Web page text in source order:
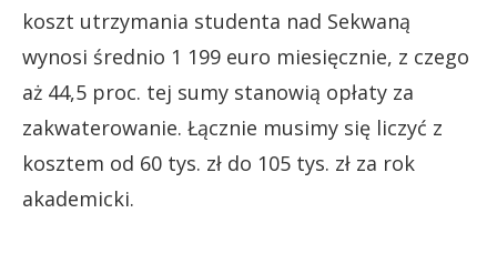
koszt utrzymania studenta nad Sekwaną
wynosi średnio 1 199 euro miesięcznie, z czego
aż 44,5 proc. tej sumy stanowią opłaty za
zakwaterowanie. Łącznie musimy się liczyć z
kosztem od 60 tys. zł do 105 tys. zł za rok
akademicki.